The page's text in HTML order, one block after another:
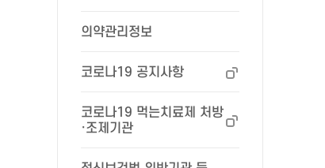
의약관리정보
코로나19 공지사항
코로나19 먹는치료제 처방
·조제기관